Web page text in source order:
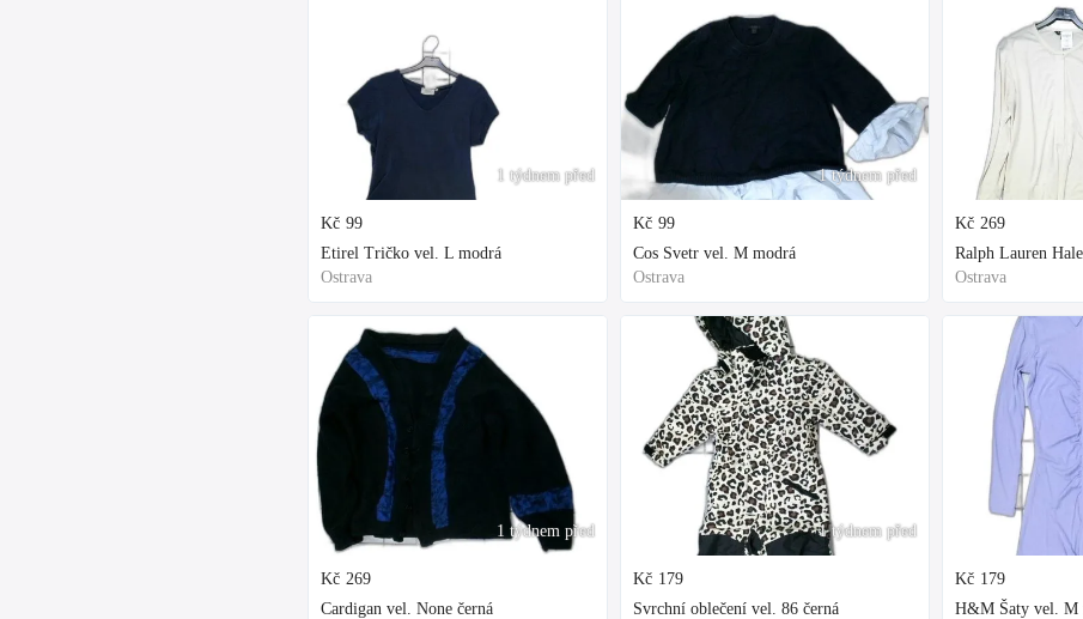
1 týdnem před
Kč 99
Etirel Tričko vel. L modrá
Ostrava
1 týdnem před
Kč 269
Cardigan vel. None černá
1 týdnem před
Kč 99
Cos Svetr vel. M modrá
Ostrava
1 týdnem před
Kč 179
Svrchní oblečení vel. 86 černá
Kč 269
Ralph Lauren
Ostrava
Kč 179
H&M Šaty vel. M